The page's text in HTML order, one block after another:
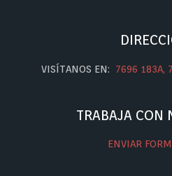
VISÍTANOS EN: 7696 183A,
TRABAJA CON
ENVIAR